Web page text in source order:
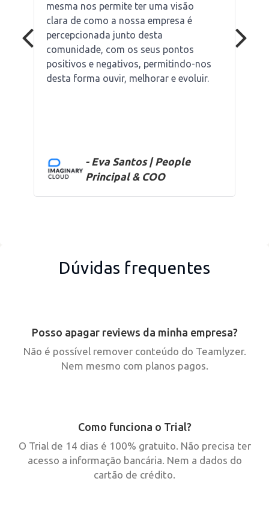
mesma nos permite ter uma visão
clara de como a nossa empresa é
percepcionada junto desta
comunidade, com os seus pontos
positivos e negativos, permitindo-nos
desta forma ouvir, melhorar e evoluir.
- Eva Santos | People
Principal & COO
Dúvidas frequentes
Posso apagar reviews da minha empresa?
Não é possível remover conteúdo do Teamlyzer.
Nem mesmo com planos pagos.
Como funciona o Trial?
O Trial de 14 dias é 100% gratuito. Não precisa ter
acesso a informação bancária. Nem a dados do
cartão de crédito.